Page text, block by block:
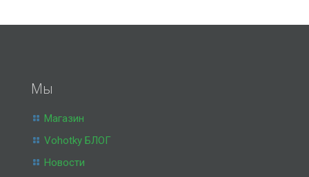
Мы
Магазин
Vohotky БЛОГ
Новости